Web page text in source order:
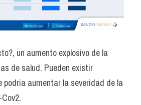
un aumento explosivo de la
de salud. Pueden existir
podria aumentar la severidad de la